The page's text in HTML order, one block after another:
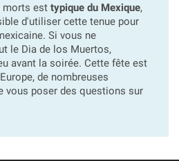
morts est typique du Mexique,
d'utiliser cette tenue pour
Si vous ne
le Dia de los Muertos,
avant la soirée. Cette fête est
de nombreuses
vous poser des questions sur